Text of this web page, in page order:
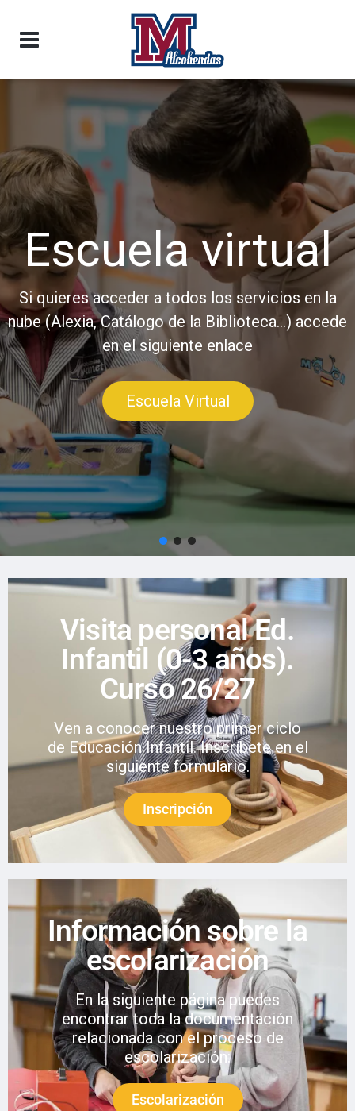
Escuela virtual
Si quieres acceder a todos los servicios en la
nube (Alexia, Catálogo de la Biblioteca...) accede
en el siguiente enlace
Escuela Virtual
Visita personal Ed.
Infantil (0-3 años).
Curso 26/27
Ven a conocer nuestro primer ciclo
de Educación Infantil. Inscríbete en el
siguiente formulario.
Inscripción
Información sobre la
escolarización
En la siguiente página puedes
encontrar toda la documentación
relacionada con el proceso de
escolarización:
Escolarización